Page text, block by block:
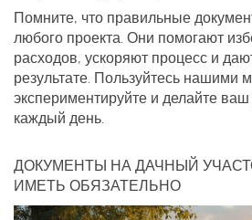
Помните, что правильные
любого проекта. Они помогают
расходов, ускоряют процесс и
результате. Пользуйтесь нашими
экспериментируйте и делайте
каждый день.
ДОКУМЕНТЫ НА ДАЧНЫЙ
ИМЕТЬ ОБЯЗАТЕЛЬНО